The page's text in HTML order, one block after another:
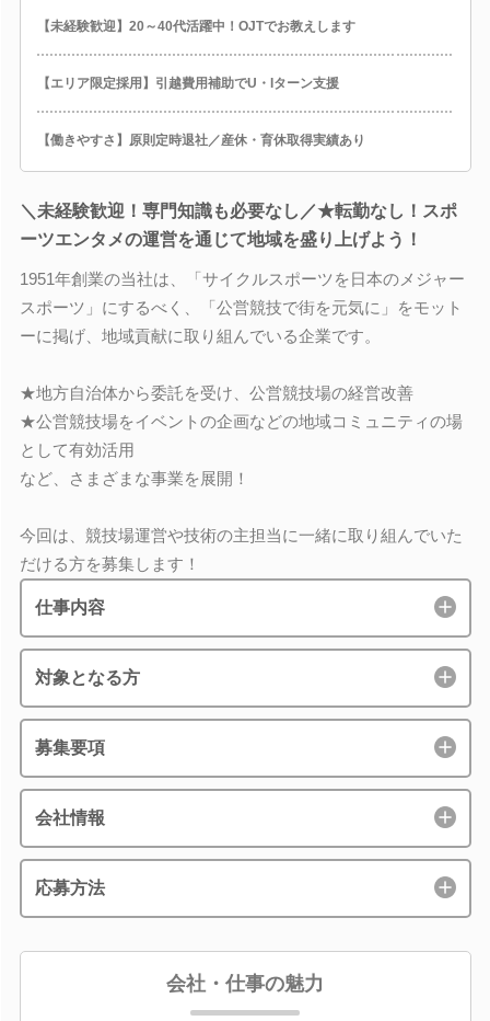
【未経験歓迎】20～40代活躍中！OJTでお教えします
【エリア限定採用】引越費用補助でU・Iターン支援
【働きやすさ】原則定時退社／産休・育休取得実績あり
＼未経験歓迎！専門知識も必要なし／★転勤なし！スポ
ーツエンタメの運営を通じて地域を盛り上げよう！
1951年創業の当社は、「サイクルスポーツを日本のメジャー
スポーツ」にするべく、「公営競技で街を元気に」をモット
ーに掲げ、地域貢献に取り組んでいる企業です。
★地方自治体から委託を受け、公営競技場の経営改善
★公営競技場をイベントの企画などの地域コミュニティの場
として有効活用
など、さまざまな事業を展開！
今回は、競技場運営や技術の主担当に一緒に取り組んでいた
だける方を募集します！
仕事内容
対象となる方
募集要項
会社情報
応募方法
会社・仕事の魅力